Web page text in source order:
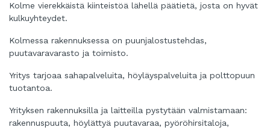
Kolme vierekkäistä kiinteistöä lähellä päätietä, josta on hyvät
kulkuyhteydet.
Kolmessa rakennuksessa on puunjalostustehdas,
puutavaravarasto ja toimisto.
Yritys tarjoaa sahapalveluita, höyläyspalveluita ja polttopuun
tuotantoa.
Yrityksen rakennuksilla ja laitteilla pystytään valmistamaan:
rakennuspuuta, höylättyä puutavaraa, pyöröhirsitaloja,